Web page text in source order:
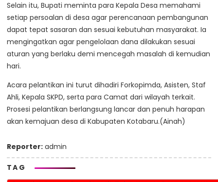
Selain itu, Bupati meminta para Kepala Desa memahami
setiap persoalan di desa agar perencanaan pembangunan
dapat tepat sasaran dan sesuai kebutuhan masyarakat. Ia
mengingatkan agar pengelolaan dana dilakukan sesuai
aturan yang berlaku demi mencegah masalah di kemudian
hari.
Acara pelantikan ini turut dihadiri Forkopimda, Asisten, Staf
Ahli, Kepala SKPD, serta para Camat dari wilayah terkait.
Prosesi pelantikan berlangsung lancar dan penuh harapan
akan kemajuan desa di Kabupaten Kotabaru.(Ainah)
Reporter: admin
TAG